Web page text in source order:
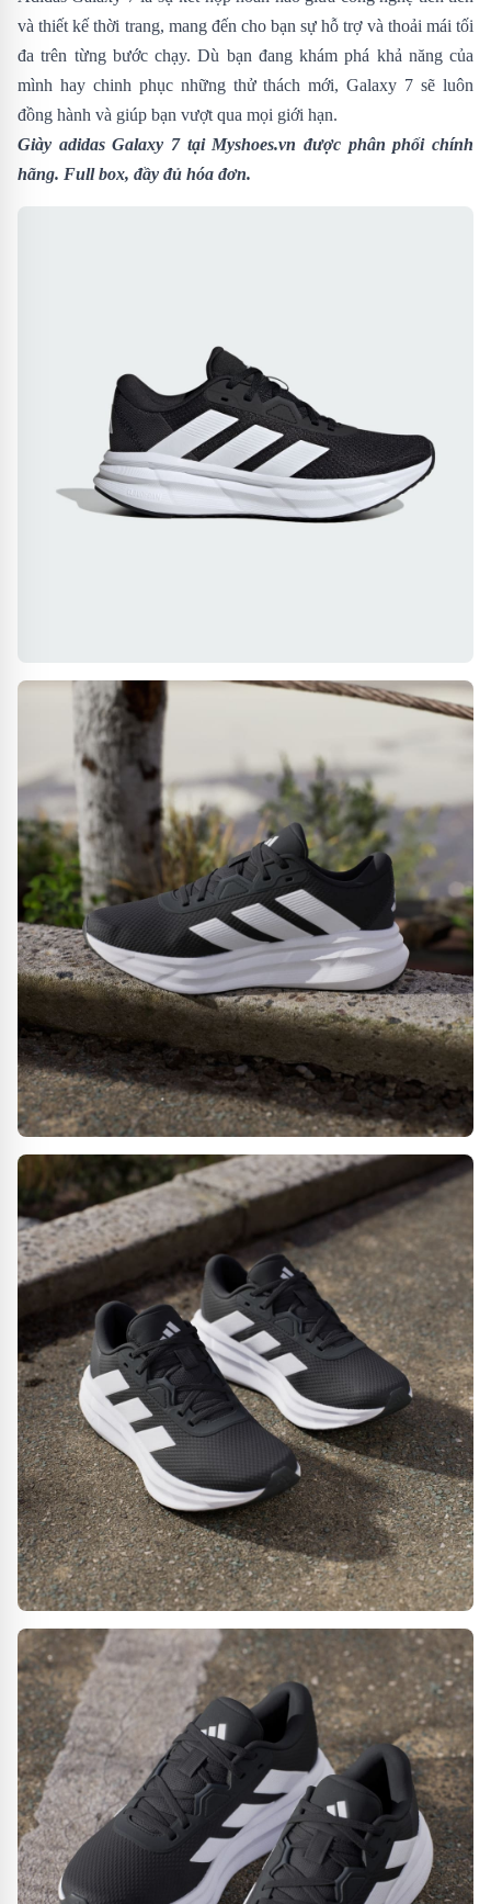
và thiết kế thời trang, mang đến cho bạn sự hỗ trợ và thoải mái tối
đa trên từng bước chạy. Dù bạn đang khám phá khả năng của
mình hay chinh phục những thử thách mới, Galaxy 7 sẽ luôn
đồng hành và giúp bạn vượt qua mọi giới hạn.
Giày adidas Galaxy 7 tại Myshoes.vn được phân phối chính
hãng. Full box, đầy đủ hóa đơn.